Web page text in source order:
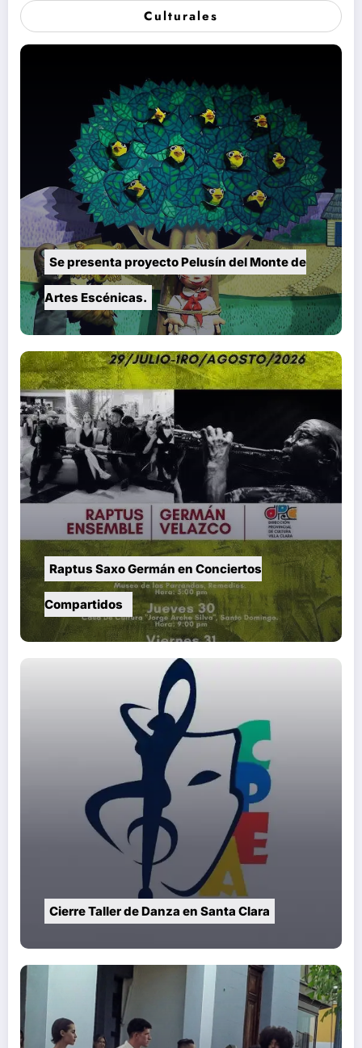
Culturales
Se presenta proyecto Pelusín del Monte de
Artes Escénicas.
Raptus Saxo Germán en Conciertos
Cierre Taller de Danza en Santa Clara